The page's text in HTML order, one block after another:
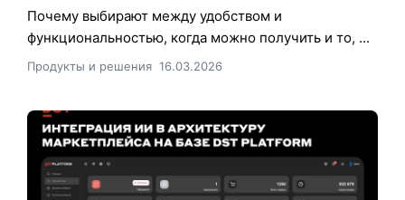
Почему выбирают между удобством и
функциональностью, когда можно получить и то, ...
Продукты и решения 16.03.2026